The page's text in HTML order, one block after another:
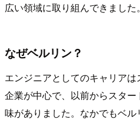
広い領域に取り組んできました。
なぜベルリン？
エンジニアとしてのキャリア
企業が中心で、以前からスタ
味がありました。なかでもベ